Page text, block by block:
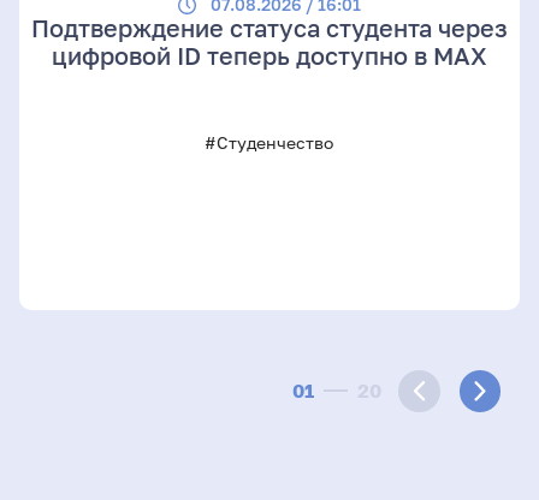
01 20
07.08.2026 / 16:01
Подтверждение статуса студента через
цифровой ID теперь доступно в МАХ
#Студенчество